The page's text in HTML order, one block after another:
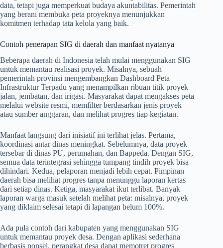
data, tetapi juga memperkuat budaya akuntabilitas. Pemerintah
yang berani membuka peta proyeknya menunjukkan
komitmen terhadap tata kelola yang baik.
Contoh penerapan SIG di daerah dan manfaat nyatanya
Beberapa daerah di Indonesia telah mulai menggunakan SIG
untuk memantau realisasi proyek. Misalnya, sebuah
pemerintah provinsi mengembangkan Dashboard Peta
Infrastruktur Terpadu yang menampilkan ribuan titik proyek
jalan, jembatan, dan irigasi. Masyarakat dapat mengakses peta
melalui website resmi, memfilter berdasarkan jenis proyek
atau sumber anggaran, dan melihat progres tiap kegiatan.
Manfaat langsung dari inisiatif ini terlihat jelas. Pertama,
koordinasi antar dinas meningkat. Sebelumnya, data proyek
tersebar di dinas PU, perumahan, dan Bappeda. Dengan SIG,
semua data terintegrasi sehingga tumpang tindih proyek bisa
dihindari. Kedua, pelaporan menjadi lebih cepat. Pimpinan
daerah bisa melihat progres tanpa menunggu laporan kertas
dari setiap dinas. Ketiga, masyarakat ikut terlibat. Banyak
laporan warga masuk setelah melihat peta: misalnya, proyek
yang diklaim selesai tetapi di lapangan belum 100%.
Ada pula contoh dari kabupaten yang menggunakan SIG
untuk memantau proyek desa. Dengan aplikasi sederhana
berbasis ponsel, perangkat desa dapat memotret progres